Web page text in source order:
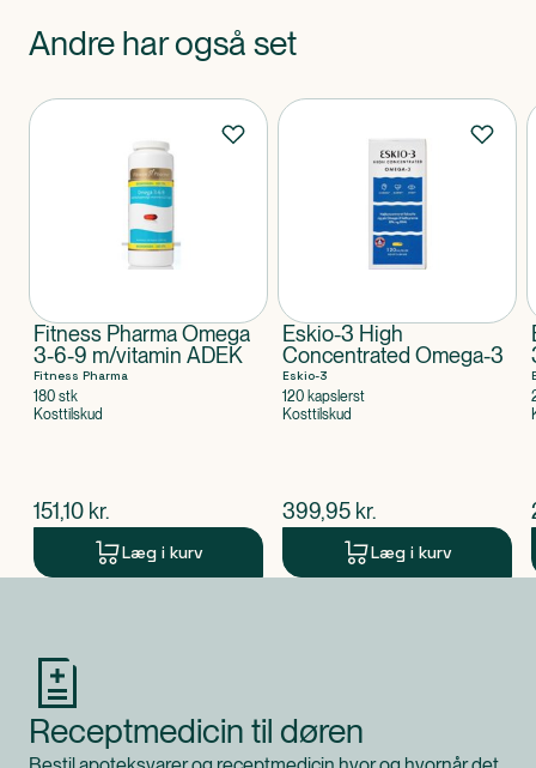
Andre har også set
Produkter
Fitness Pharma Omega
3-6-9 m/vitamin ADEK
Fitness Pharma
180 stk
Kosttilskud
$nuværende pris
151,10 kr.
Læg i kurv
Eskio-3 High
Concentrated Omega-3
Eskio-3
120 kapslerst
Kosttilskud
$nuværende pris
399,95 kr.
Læg i kurv
Receptmedicin til døren